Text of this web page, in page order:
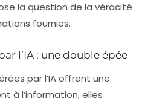
la question de la véracité
fournies.
l’IA : une double épée
par l’IA offrent une
à l’information, elles